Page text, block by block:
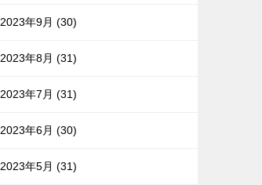
2023年9月 (30)
2023年8月 (31)
2023年7月 (31)
2023年6月 (30)
2023年5月 (31)